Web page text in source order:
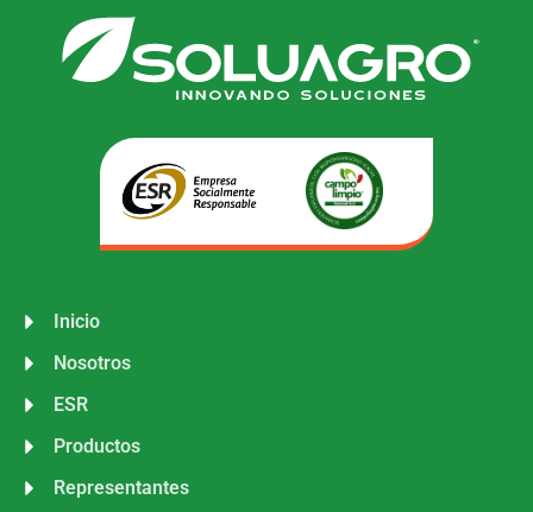
Inicio
Nosotros
ESR
Productos
Representantes